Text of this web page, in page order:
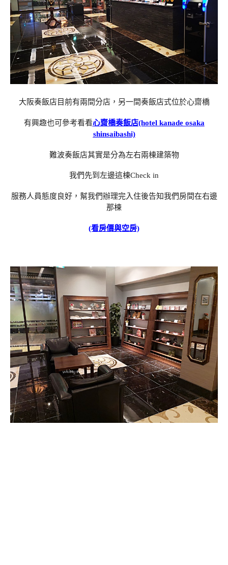
大阪奏飯店目前有兩間分店，另一間奏飯店式位於心齋橋
有興趣也可參考看看心齋橋奏飯店(hotel kanade osaka
shinsaibashi)
難波奏飯店其實是分為左右兩棟建築物
我們先到左邊這棟Check in
服務人員態度良好，幫我們辦理完入住後告知我們房間在右邊
那棟
(看房價與空房)